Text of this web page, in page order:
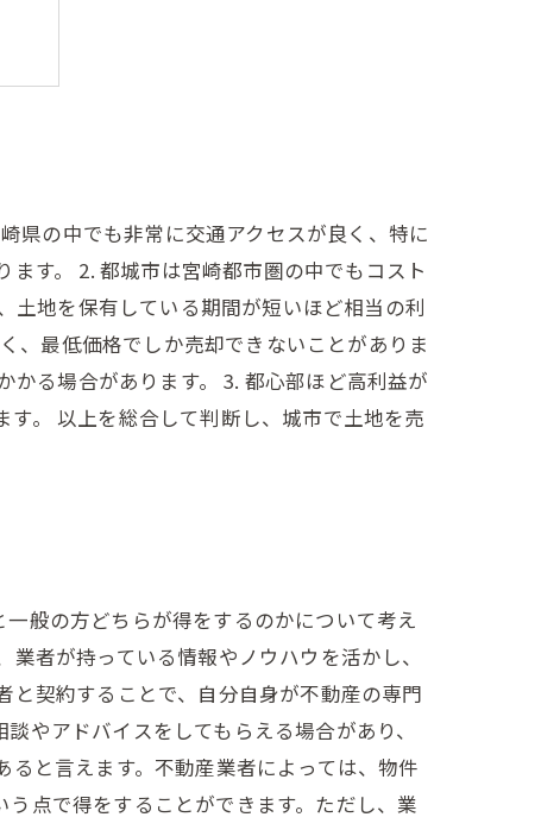
県の中でも非常に交通アクセスが良く、特に
す。 2. 都城市は宮崎都市圏の中でもコスト
土地を保有している期間が短いほど相当の利
、最低価格でしか売却できないことがありま
る場合があります。 3. 都心部ほど高利益が
。 以上を総合して判断し、城市で土地を売
般の方どちらが得をするのかについて考え
者が持っている情報やノウハウを活かし、
契約することで、自分自身が不動産の専門
やアドバイスをしてもらえる場合があり、
と言えます。不動産業者によっては、物件
点で得をすることができます。ただし、業